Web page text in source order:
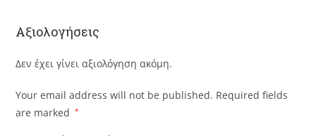
Αξιολογήσεις
Δεν έχει γίνει αξιολόγηση ακόμη.
Your email address will not be published. Required fields
are marked
*